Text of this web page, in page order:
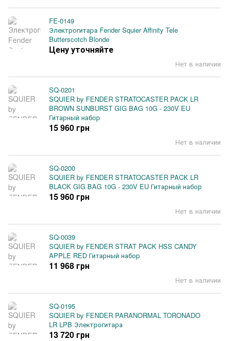
FE-0149
Электрогитара Fender Squier Affinity Tele
Butterscotch Blonde
Нет в наличии
Цену уточняйте
SQ-0201
SQUIER by FENDER STRATOCASTER PACK LR
BROWN SUNBURST GIG BAG 10G - 230V EU
Гитарный набор
Нет в наличии
15 960 грн
SQ-0200
SQUIER by FENDER STRATOCASTER PACK LR
BLACK GIG BAG 10G - 230V EU Гитарный набор
Нет в наличии
15 960 грн
SQ-0039
SQUIER by FENDER STRAT PACK HSS CANDY
APPLE RED Гитарный набор
Нет в наличии
11 968 грн
SQ-0195
SQUIER by FENDER PARANORMAL TORONADO
LR LPB Электрогитара
13 720 грн